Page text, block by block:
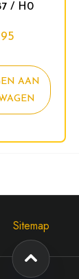
/ H0
AAN
Sitemap